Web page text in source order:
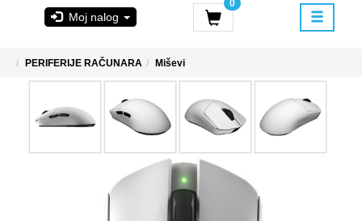
Moj nalog
0
korišćenja i
PoweredByAsus
MICROSOFT
PERIFERIJE RAČUNARA Miševi